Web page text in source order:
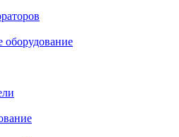
оборудование